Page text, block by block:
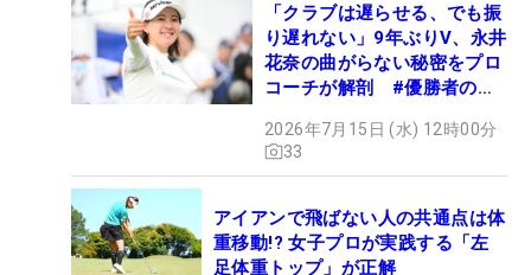
「クラブは遅らせる、でも振
り遅れない」9年ぶりV、永井
花奈の曲がらない秘密をプロ
コーチが解剖 #優勝者のス
2026年7月15日 (水) 12時00分
33
アイアンで飛ばない人の共通点は体
重移動!? 女子プロが実践する「左
足体重トップ」が正解